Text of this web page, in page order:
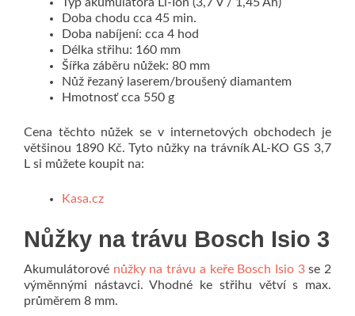
Doba chodu cca 45 min.
Doba nabíjení: cca 4 hod
Délka střihu: 160 mm
Šířka záběru nůžek: 80 mm
Nůž řezaný laserem/broušený diamantem
Hmotnosť cca 550 g
Cena těchto nůžek se v internetových obchodech je
většinou 1890 Kč. Tyto nůžky na trávník AL-KO GS 3,7
L si můžete koupit na:
Kasa.cz
Nůžky na trávu Bosch Isio 3
Akumulátorové nůžky na trávu a keře Bosch Isio 3se 2
výměnnými nástavci. Vhodné ke střihu větví s max.
průměrem 8 mm.